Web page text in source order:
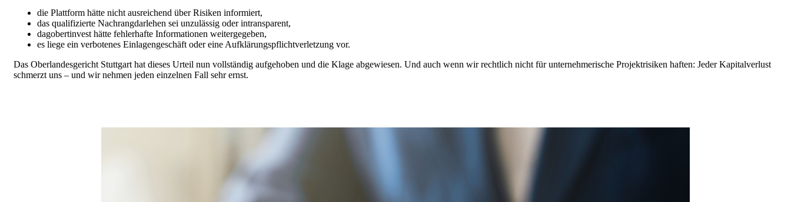
die Plattform hätte nicht ausreichend über Risiken informiert,
das qualifizierte Nachrangdarlehen sei unzulässig oder intransparent,
dagobertinvest hätte fehlerhafte Informationen weitergegeben,
es liege ein verbotenes Einlagengeschäft oder eine Aufklärungspflichtverletzung vor.
Das Oberlandesgericht Stuttgart hat dieses Urteil nun vollständig aufgehoben und die Klage abgewiesen. Und auch wenn wir rechtlich nicht für unternehmerische Projektrisiken haften: Jeder Kapitalverlust
schmerzt uns – und wir nehmen jeden einzelnen Fall sehr ernst.